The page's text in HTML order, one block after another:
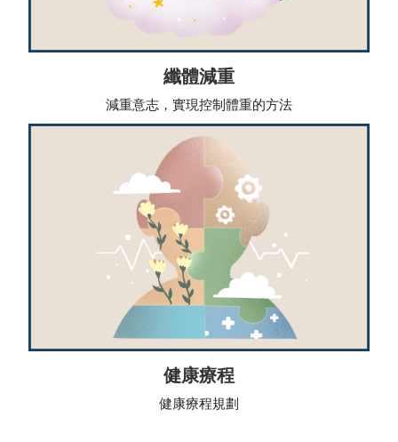
纖體減重
減重意志，實現控制體重的方法
健康療程
健康療程規劃